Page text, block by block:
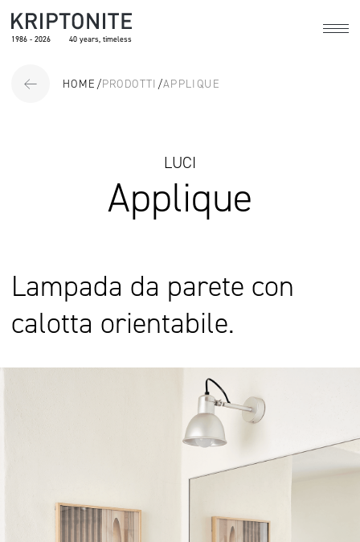
1986 - 2026 40 years, timeless
HOME /PRODOTTI /APPLIQUE
LUCI
Applique
Lampada da parete con
calotta orientabile.